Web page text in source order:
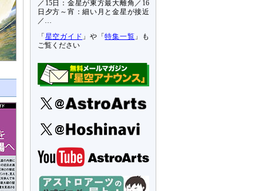
／15日：金星が東方最大離角／16
日夕方～宵：細い月と金星が接近
／…
「 星空ガイド 」や「特集一覧 」も
ご覧ください